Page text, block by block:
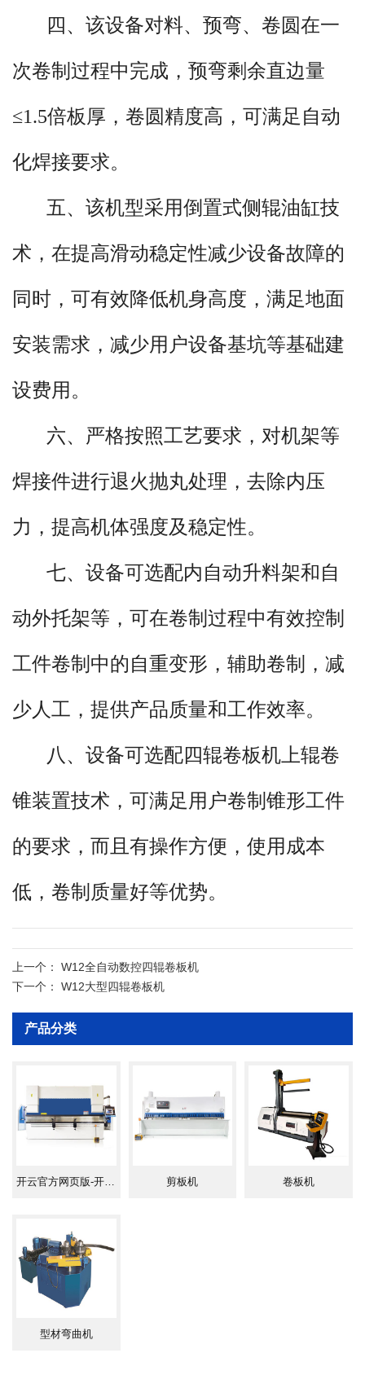
四、该设备对料、预弯、卷圆在一
次卷制过程中完成，预弯剩余直边量
≤1.5倍板厚，卷圆精度高，可满足自动
化焊接要求。
五、该机型采用倒置式侧辊油缸技
术，在提高滑动稳定性减少设备故障的
同时，可有效降低机身高度，满足地面
安装需求，减少用户设备基坑等基础建
设费用。
六、严格按照工艺要求，对机架等
焊接件进行退火抛丸处理，去除内压
力，提高机体强度及稳定性。
七、设备可选配内自动升料架和自
动外托架等，可在卷制过程中有效控制
工件卷制中的自重变形，辅助卷制，减
少人工，提供产品质量和工作效率。
八、设备可选配四辊卷板机上辊卷
锥装置技术，可满足用户卷制锥形工件
的要求，而且有操作方便，使用成本
低，卷制质量好等优势。
上一个： W12全自动数控四辊卷板机
下一个： W12大型四辊卷板机
产品分类
剪板机 卷板机
型材弯曲机